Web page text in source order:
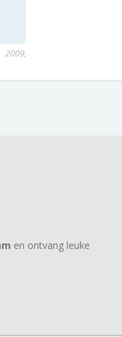
2009,
en ontvang leuke